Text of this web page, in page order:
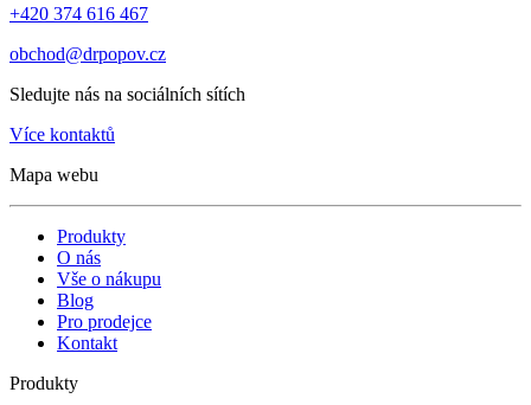
+420 374 616 467
obchod@drpopov.cz
Sledujte nás na sociálních sítích
Více kontaktů
Mapa webu
Produkty
O nás
Vše o nákupu
Blog
Pro prodejce
Kontakt
Produkty